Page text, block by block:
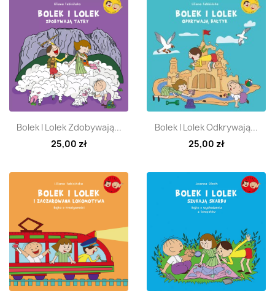
Szybki podgląd
Bolek I Lolek Zdobywają...
25,00 zł
Szybki podgląd
Bolek I Lolek Odkrywają...
25,00 zł